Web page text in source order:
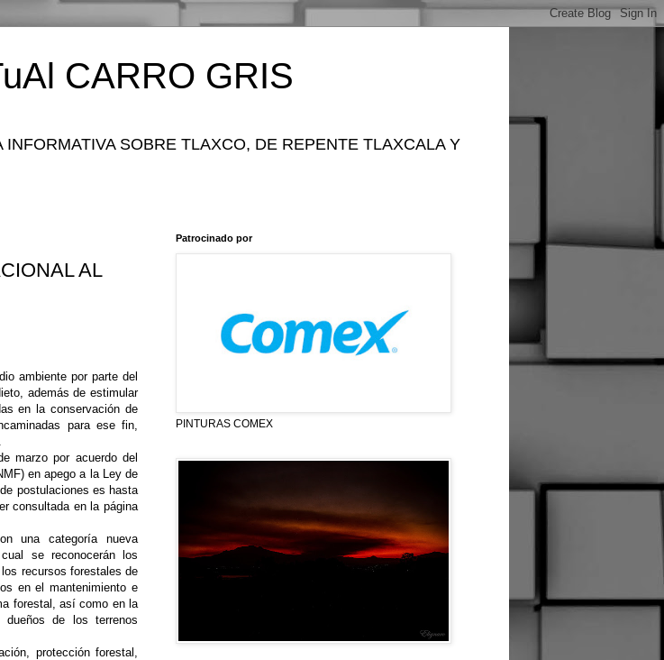
CARRO GRIS
SOBRE TLAXCO, DE REPENTE TLAXCALA Y
AL
ambiente por parte del
además de estimular
en la conservación de
para ese fin,
marzo por acuerdo del
en apego a la Ley de
postulaciones es hasta
consultada en la página
una categoría nueva
se reconocerán los
recursos forestales de
en el mantenimiento e
forestal, así como en la
de los terrenos
protección forestal,
Patrocinado por
PINTURAS COMEX